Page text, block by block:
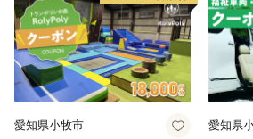
愛知県小牧市 愛知県